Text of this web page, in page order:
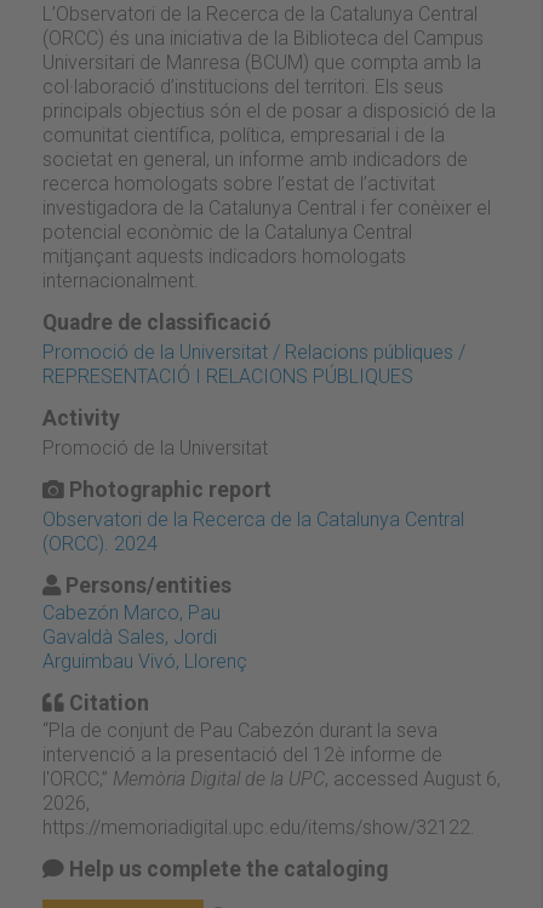
L’Observatori de la Recerca de la Catalunya Central
(ORCC) és una iniciativa de la Biblioteca del Campus
Universitari de Manresa (BCUM) que compta amb la
col·laboració d’institucions del territori. Els seus
principals objectius són el de posar a disposició de la
comunitat científica, política, empresarial i de la
societat en general, un informe amb indicadors de
recerca homologats sobre l’estat de l’activitat
investigadora de la Catalunya Central i fer conèixer el
potencial econòmic de la Catalunya Central
mitjançant aquests indicadors homologats
internacionalment.
Quadre de classificació
Promoció de la Universitat / Relacions públiques /
REPRESENTACIÓ I RELACIONS PÚBLIQUES
Activity
Promoció de la Universitat
Photographic report
Observatori de la Recerca de la Catalunya Central
(ORCC). 2024
Persons/entities
Cabezón Marco, Pau
Gavaldà Sales, Jordi
Arguimbau Vivó, Llorenç
Citation
“Pla de conjunt de Pau Cabezón durant la seva
intervenció a la presentació del 12è informe de
l'ORCC,” Memòria Digital de la UPC, accessed August 6,
2026,
https://memoriadigital.upc.edu/items/show/32122
Help us complete the cataloging